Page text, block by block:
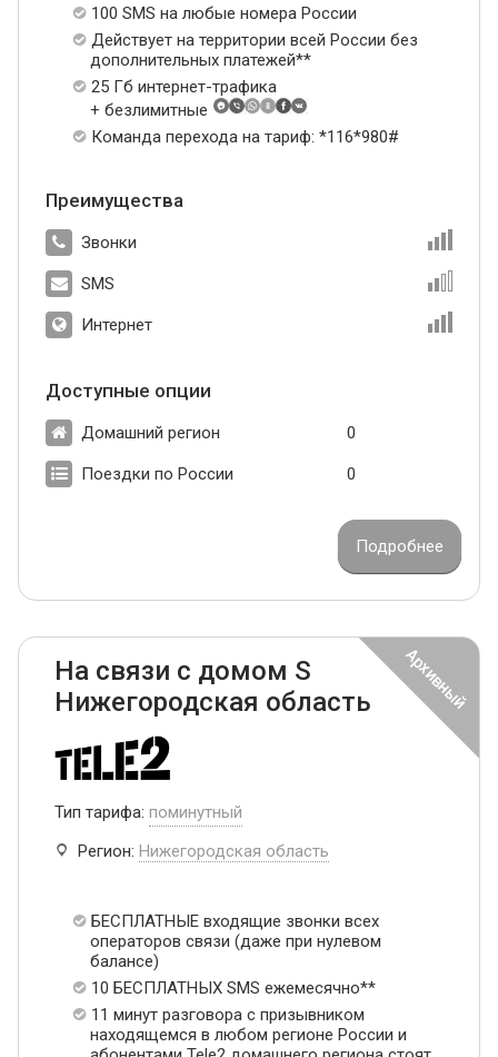
100 SMS на любые номера России
Действует на территории всей России без
дополнительных платежей**
25 Гб интернет-трафика
+ безлимитные
Команда перехода на тариф: *116*980#
Преимущества
Звонки
SMS
Интернет
Доступные опции
Домашний регион 0
Поездки по России 0
Подробнее
На связи с домом S
Нижегородская область
Тип тарифа: поминутный
Регион: Нижегородская область
БЕСПЛАТНЫЕ входящие звонки всех
операторов связи (даже при нулевом
балансе)
10 БЕСПЛАТНЫХ SMS ежемесячно**
11 минут разговора с призывником
находящемся в любом регионе России и